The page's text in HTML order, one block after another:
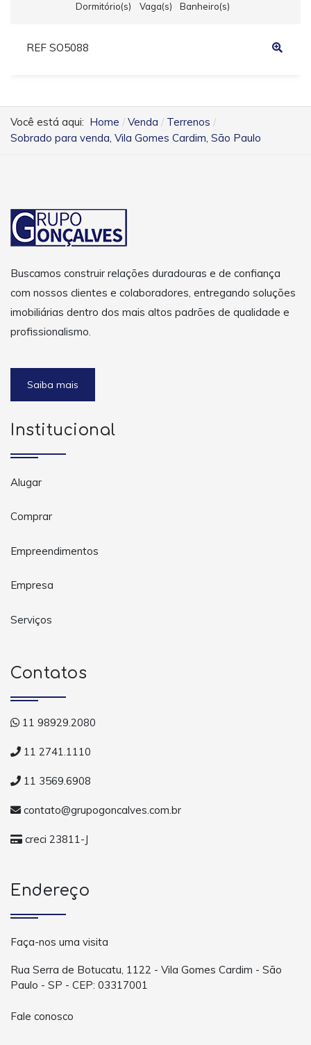
Dormitório(s)
Vaga(s)
Banheiro(s)
REF SO5088
Você está aqui: Home Venda
Terrenos
Sobrado para venda, Vila Gomes Cardim, São Paulo
Buscamos construir relações duradouras e de confiança
com nossos clientes e colaboradores, entregando soluções
imobiliárias dentro dos mais altos padrões de qualidade e
profissionalismo.
Saiba mais
Institucional
Alugar
Comprar
Empreendimentos
Empresa
Serviços
Contatos
11 98929.2080
11 2741.1110
11 3569.6908
contato@grupogoncalves.com.br
creci 23811-J
Endereço
Faça-nos uma visita
Rua Serra de Botucatu, 1122 - Vila Gomes Cardim - São
Paulo - SP - CEP: 03317001
Fale conosco